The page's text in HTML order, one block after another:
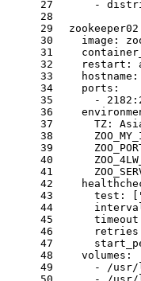
27
28
29
30
31
32
33
34
35
36
37
38
39
40
41
42
43
44
45
46
47
48
49
-
image:
restart:
hostname:
ports:
-
2182
TZ:
test:
volumes:
-
/usr/